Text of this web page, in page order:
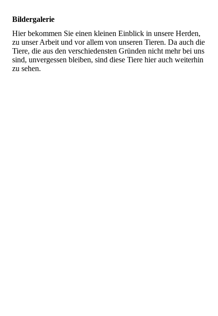
Bildergalerie
Hier bekommen Sie einen kleinen Einblick in unsere Herden,
zu unser Arbeit und vor allem von unseren Tieren. Da auch die
Tiere, die aus den verschiedensten Gründen nicht mehr bei uns
sind, unvergessen bleiben, sind diese Tiere hier auch weiterhin
zu sehen.